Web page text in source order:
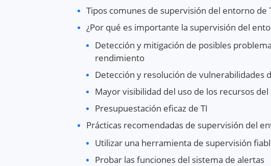
Tipos comunes de supervisión del entorno de
¿Por qué es importante la supervisión del
Detección y mitigación de posibles
rendimiento
Detección y resolución de vulnerabilidades
Mayor visibilidad del uso de los recursos del
Presupuestación eficaz de TI
Prácticas recomendadas de supervisión del
Utilizar una herramienta de supervisión
Probar las funciones del sistema de alertas